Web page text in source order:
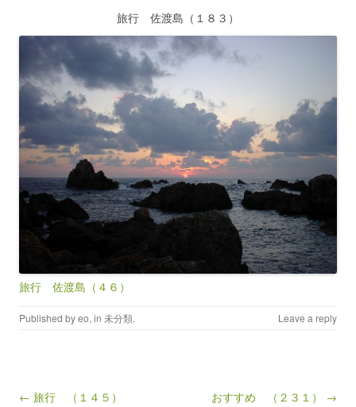
旅行 佐渡島（１８３）
旅行 佐渡島（４６）
Published byeo, in 未分類. Leave a reply
Post navigation
← 旅行 （１４５） おすすめ （２３１） →